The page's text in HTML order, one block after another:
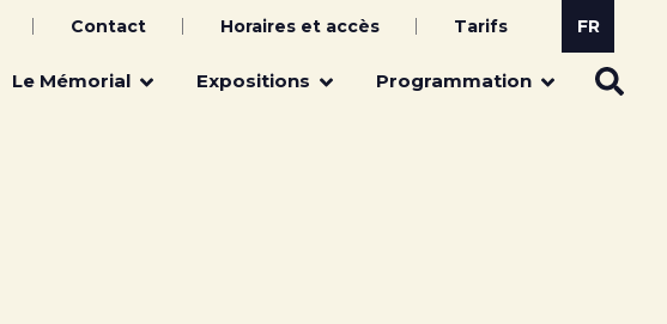
Contact Horaires et accès Tarifs
Le Mémorial Expositions Programmation